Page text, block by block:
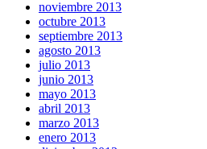
noviembre 2013
octubre 2013
septiembre 2013
agosto 2013
julio 2013
junio 2013
mayo 2013
abril 2013
marzo 2013
enero 2013